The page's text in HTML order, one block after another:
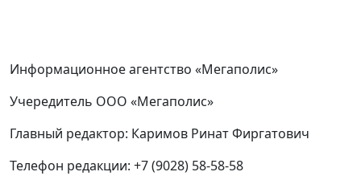
Информационное агентство «Мегаполис»
Учередитель ООО «Мегаполис»
Главный редактор: Каримов Ринат Фиргатович
Телефон редакции: +7 (9028) 58-58-58